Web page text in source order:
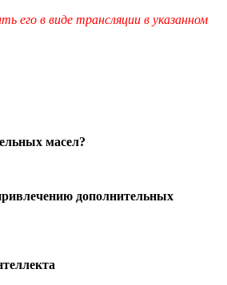
его в виде трансляции в указанном
масел?
дополнительных